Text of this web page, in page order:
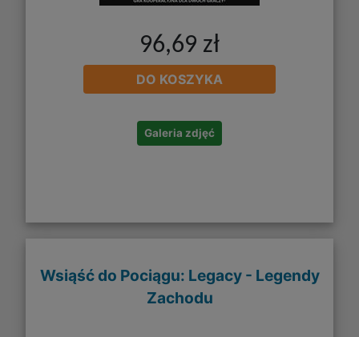
96,69 zł
DO KOSZYKA
Galeria zdjęć
Wsiąść do Pociągu: Legacy - Legendy
Zachodu